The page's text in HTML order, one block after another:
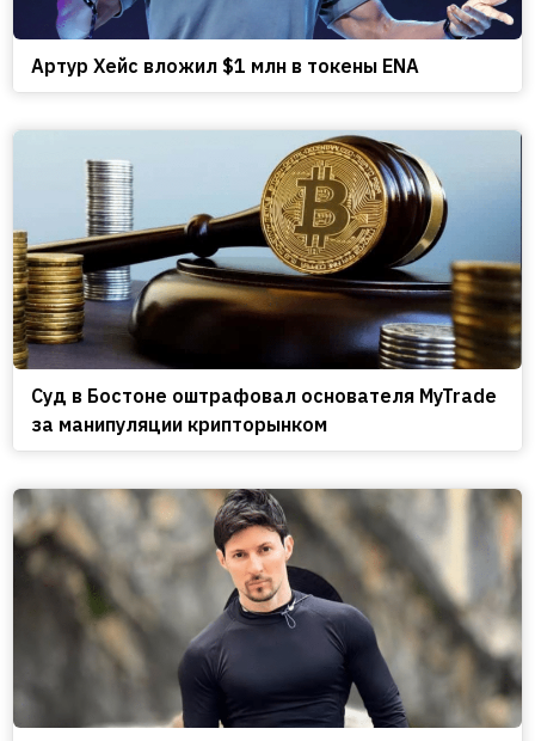
Артур Хейс вложил $1 млн в токены ENA
Cуд в Бостоне оштрафовал основателя MyTrade
за манипуляции крипторынком